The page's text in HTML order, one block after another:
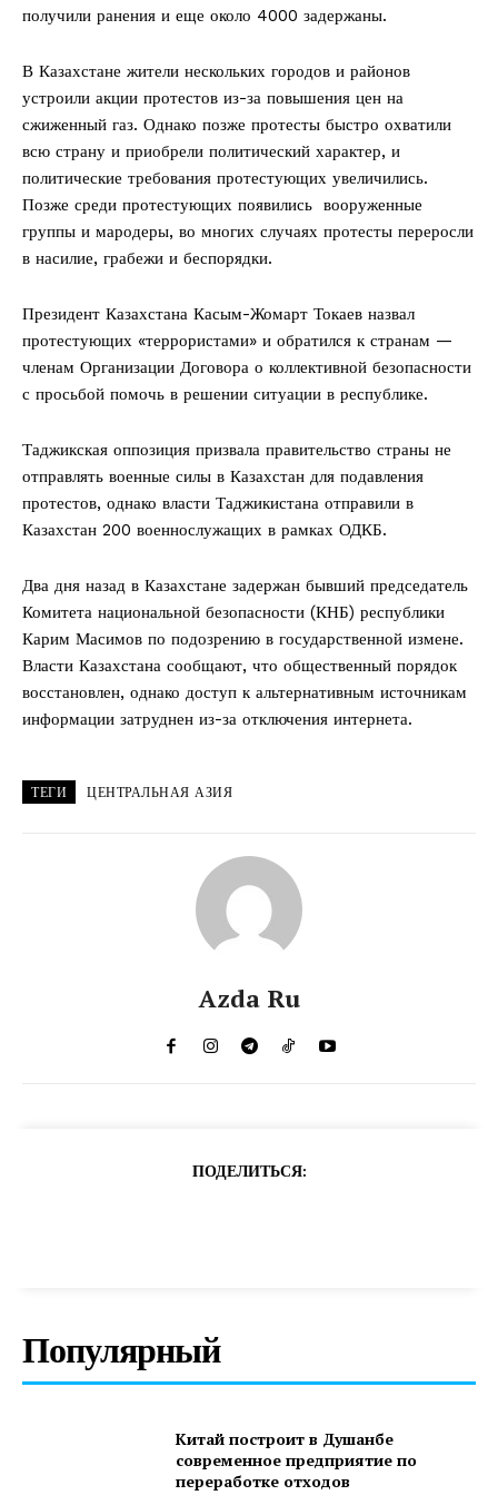
получили ранения и еще около 4000 задержаны.
В Казахстане жители нескольких городов и районов
устроили акции протестов из-за повышения цен на
сжиженный газ. Однако позже протесты быстро охватили
всю страну и приобрели политический характер, и
политические требования протестующих увеличились.
Позже среди протестующих появились вооруженные
группы и мародеры, во многих случаях протесты переросли
в насилие, грабежи и беспорядки.
Президент Казахстана Касым-Жомарт Токаев назвал
протестующих «террористами» и обратился к странам —
членам Организации Договора о коллективной безопасности
с просьбой помочь в решении ситуации в республике.
Таджикская оппозиция призвала правительство страны не
отправлять военные силы в Казахстан для подавления
протестов, однако власти Таджикистана отправили в
Казахстан 200 военнослужащих в рамках ОДКБ.
Два дня назад в Казахстане задержан бывший председатель
Комитета национальной безопасности (КНБ) республики
Карим Масимов по подозрению в государственной измене.
Власти Казахстана сообщают, что общественный порядок
восстановлен, однако доступ к альтернативным источникам
информации затруднен из-за отключения интернета.
ТЕГИ ЦЕНТРАЛЬНАЯ АЗИЯ
Azda Ru
ПОДЕЛИТЬСЯ:
Популярный
Китай построит в Душанбе
современное предприятие по
переработке отходов